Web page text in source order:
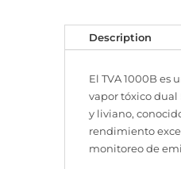
Description
El TVA 1000B es
vapor tóxico dual
y liviano,
rendimiento
monitoreo de